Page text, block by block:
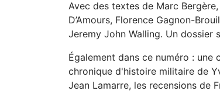
Avec des textes de Marc
D’Amours, Florence Gagnon-
Jeremy John Walling. Un dossier
Également dans ce numéro :
chronique d'histoire militaire de
Jean Lamarre, les recensions de